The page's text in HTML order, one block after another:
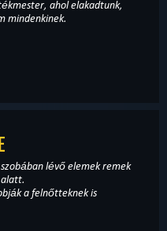
ahol elakadtunk,
mindenkinek.
lévő elemek remek
a felnőtteknek is